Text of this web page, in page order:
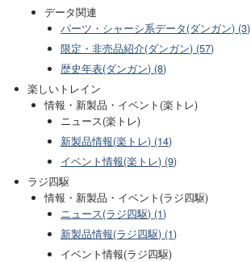
データ関連
パーツ・シャーシ系データ(ダンガン) (3)
限定・非売品紹介(ダンガン) (57)
歴史年表(ダンガン) (8)
楽しいトレイン
情報・新製品・イベント(楽トレ)
ニュース(楽トレ)
新製品情報(楽トレ) (14)
イベント情報(楽トレ) (9)
ラジ四駆
情報・新製品・イベント(ラジ四駆)
ニュース(ラジ四駆) (1)
新製品情報(ラジ四駆) (1)
イベント情報(ラジ四駆)